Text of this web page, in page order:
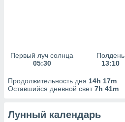
наших 1199
Первый луч солнца
05:30
Полдень
13:10
Продолжительность дня 14h 17m
Оставшийся дневной свет7h 41m
Лунный календарь